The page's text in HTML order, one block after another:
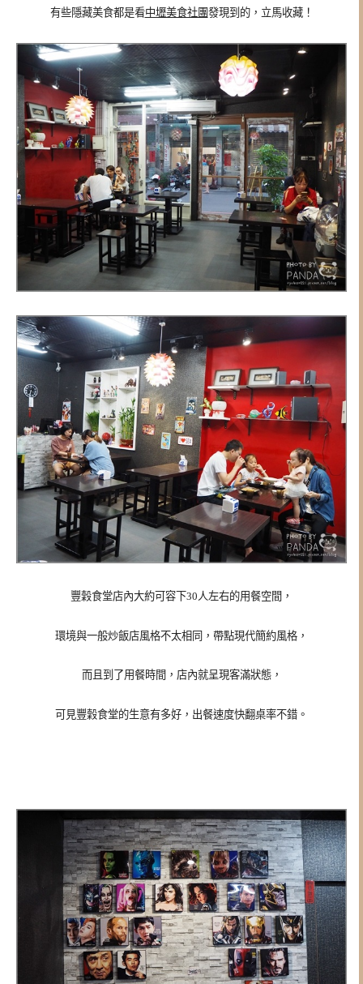
有些隱藏美食都是看中壢美食社團發現到的，立馬收藏！
豐穀食堂店內大約可容下30人左右的用餐空間，
環境與一般炒飯店風格不太相同，帶點現代簡約風格，
而且到了用餐時間，店內就呈現客滿狀態，
可見豐穀食堂的生意有多好，出餐速度快翻桌率不錯。